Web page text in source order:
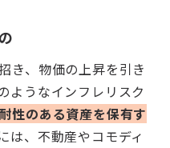
き、物価の上昇を引き
ようなインフレリスク
性のある資産を保有す
は、不動産やコモディ